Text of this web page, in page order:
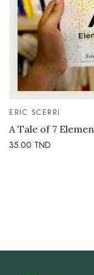
ERIC SCERRI
A Tale of 7
35.00 TND